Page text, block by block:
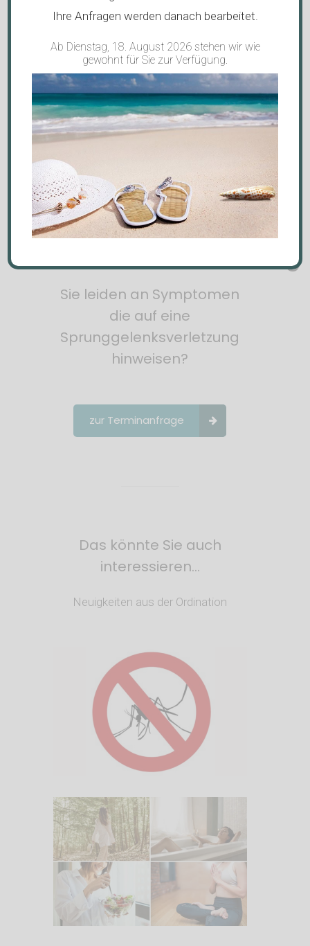
Terminvereinbarung
Sie leiden an Symptomen
die auf eine
Sprunggelenksverletzung
hinweisen?
zur Terminanfrage
Das könnte Sie auch
interessieren…
Neuigkeiten aus der Ordination
5. August 2026
Was hilft gegen
Mückenstiche?
20. Juli 2026
PMS Symptome in den
Griff bekommen
Ihre Anfragen werden danach bearbeitet.
Ab Dienstag, 18. August 2026 stehen wir wie
gewohnt für Sie zur Verfügung.